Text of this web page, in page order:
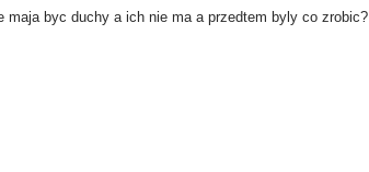
maja byc duchy a ich nie ma a przedtem byly co zrobic?